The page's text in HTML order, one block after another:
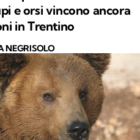
e orsi vincono ancora
in Trentino
NEGRISOLO